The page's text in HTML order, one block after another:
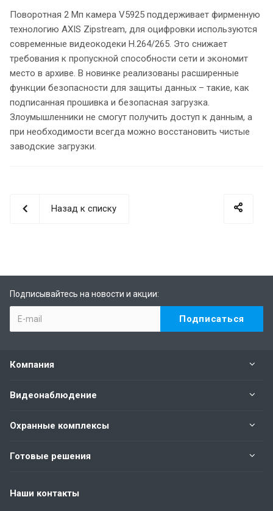
Поворотная 2 Мп камера V5925 поддерживает фирменную
технологию AXIS Zipstream, для оцифровки используются
современные видеокодеки H.264/265. Это снижает
требования к пропускной способности сети и экономит
место в архиве. В новинке реализованы расширенные
функции безопасности для защиты данных – такие, как
подписанная прошивка и безопасная загрузка.
Злоумышленники не смогут получить доступ к данным, а
при необходимости всегда можно восстановить чистые
заводские загрузки.
Назад к списку
Подписывайтесь на новости и акции:
Компания
Видеонаблюдение
Охранные комплексы
Готовые решения
Наши контакты